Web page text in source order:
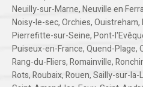
Neuilly-sur-Marne,Neuville en
Noisy-le-sec,Orchies,Ouistreham,
Pierrefitte-sur-Seine,Pont-
Puiseux-en-France,Quend-Plage,
Rang-du-Fliers,Romainville,
Rots,Roubaix,Rouen,Sailly-sur-la-